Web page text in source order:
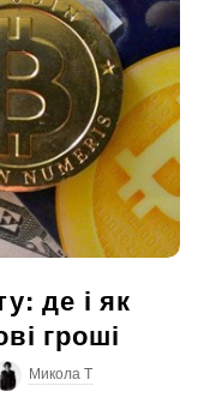
де і як
гроші
Микола T